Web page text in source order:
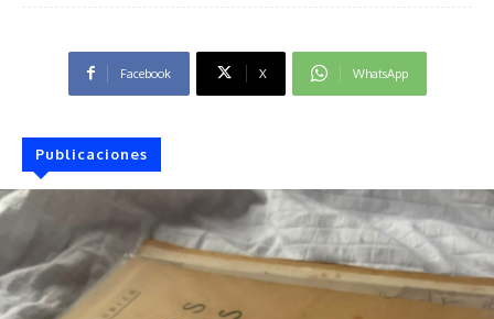
Facebook X WhatsApp
Publicaciones